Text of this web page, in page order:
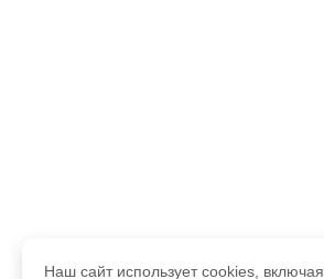
Наш сайт использует cookies, включая